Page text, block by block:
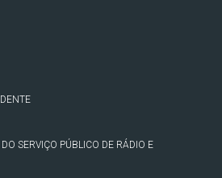
SERVIÇO PÚBLICO DE RÁDIO E